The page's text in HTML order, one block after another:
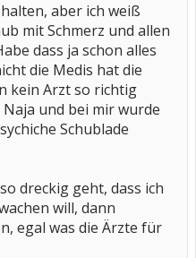
aber ich weiß
mit Schmerz und allen
dass ja schon alles
die Medis hat die
kein Arzt so richtig
und bei mir wurde
Schublade
dreckig geht, dass ich
will, dann
egal was die Ärzte für